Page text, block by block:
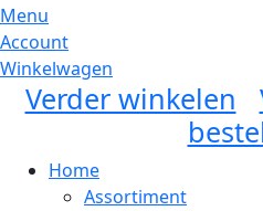
Menu
Account
Winkelwagen
Verder winkelen
Home
Assortiment